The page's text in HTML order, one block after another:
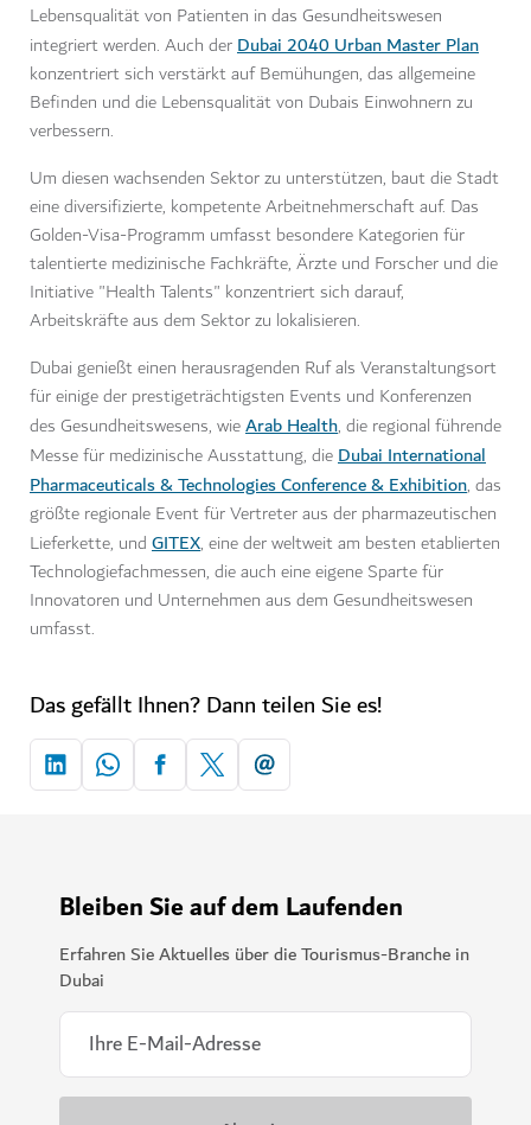
Lebensqualität von Patienten in das Gesundheitswesen
integriert werden. Auch derDubai 2040 Urban Master Plan
konzentriert sich verstärkt auf Bemühungen, das allgemeine
Befinden und die Lebensqualität von Dubais Einwohnern zu
verbessern.
Um diesen wachsenden Sektor zu unterstützen, baut die Stadt
eine diversifizierte, kompetente Arbeitnehmerschaft auf. Das
Golden-Visa-Programm umfasst besondere Kategorien für
talentierte medizinische Fachkräfte, Ärzte und Forscher und die
Initiative "Health Talents" konzentriert sich darauf,
Arbeitskräfte aus dem Sektor zu lokalisieren.
Dubai genießt einen herausragenden Ruf als Veranstaltungsort
für einige der prestigeträchtigsten Events und Konferenzen
des Gesundheitswesens, wieArab Health, die regional führende
Messe für medizinische Ausstattung, dieDubai International
Pharmaceuticals & Technologies Conference & Exhibition, das
größte regionale Event für Vertreter aus der pharmazeutischen
Lieferkette, und GITEX, eine der weltweit am besten etablierten
Technologiefachmessen, die auch eine eigene Sparte für
Innovatoren und Unternehmen aus dem Gesundheitswesen
umfasst.
Das gefällt Ihnen? Dann teilen Sie es!
Bleiben Sie auf dem Laufenden
Erfahren Sie Aktuelles über die Tourismus-Branche in
Dubai